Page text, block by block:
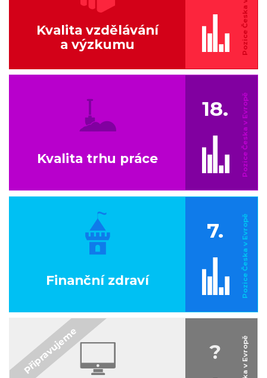
Kvalita vzdělávání
a výzkumu
Kvalita trhu práce
18.
Finanční zdraví
7.
?